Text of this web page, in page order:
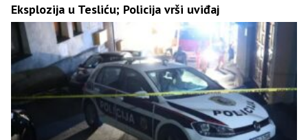
Eksplozija u Tesliću; Policija vrši uviđaj